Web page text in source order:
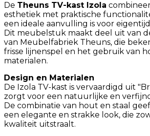
De Theuns TV-kast Izola
esthetiek met praktische
een ideale aanvulling is voor
Dit meubelstuk maakt deel uit van
van Meubelfabriek Theuns, die
frisse lijnenspel en het gebruik van
materialen.
Design en Materialen
De Izola TV-kast is vervaardigd uit
zorgt voor een natuurlijke en
De combinatie van hout en staal
een elegante en strakke look, die
kwaliteit uitstraalt.